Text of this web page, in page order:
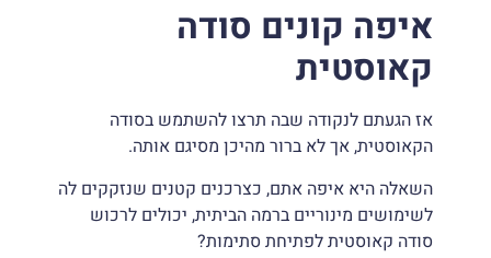
איפה קונים סודה
קאוסטית
אז הגעתם לנקודה שבה תרצו להשתמש בסודה
הקאוסטית, אך לא ברור מהיכן מסיגם אותה.
השאלה היא איפה אתם, כצרכנים קטנים שנזקקים לה
לשימושים מינוריים ברמה הביתית, יכולים לרכוש
סודה קאוסטית לפתיחת סתימות?